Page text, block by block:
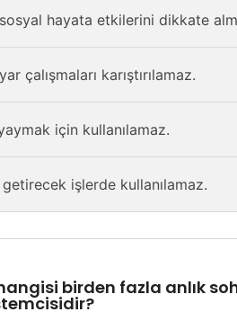
hayata etkilerini dikkate
çalışmaları karıştırılamaz.
için kullanılamaz.
işlerde kullanılamaz.
birden fazla anlık